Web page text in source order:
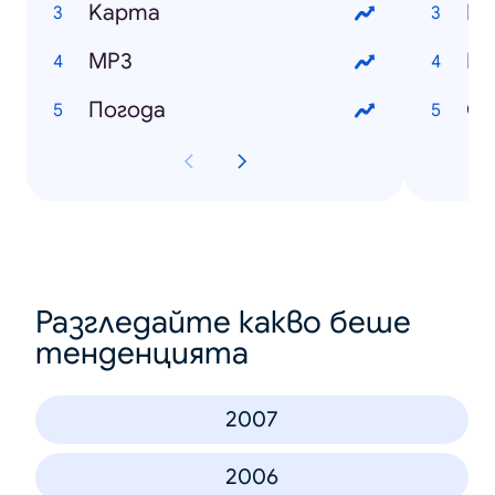
Kарта
MP3
Погода
Разгледайте какво беше
тенденцията
2007
2006